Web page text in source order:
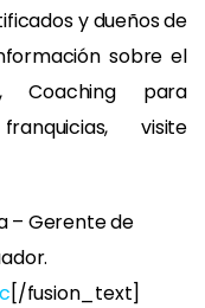
y dueños de
sobre el
, Coaching para
visite
– Gerente de
[/fusion_text]